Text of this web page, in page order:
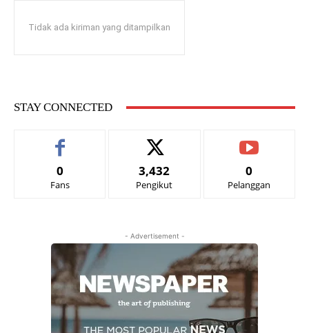
Tidak ada kiriman yang ditampilkan
STAY CONNECTED
0
Fans
3,432
Pengikut
0
Pelanggan
- Advertisement -